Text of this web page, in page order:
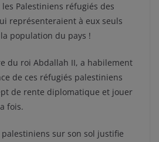
Palestiniens réfugiés des
représenteraient à eux seuls
population du pays !
du roi Abdallah II, a habilement
de ces réfugiés palestiniens
de rente diplomatique et jouer
fois.
palestiniens sur son sol justifie